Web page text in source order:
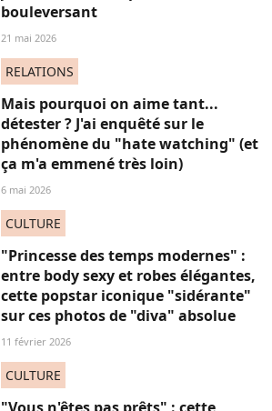
bouleversant
21 mai 2026
RELATIONS
Mais pourquoi on aime tant...
détester ? J'ai enquêté sur le
phénomène du "hate watching" (et
ça m'a emmené très loin)
6 mai 2026
CULTURE
"Princesse des temps modernes" :
entre body sexy et robes élégantes,
cette popstar iconique "sidérante"
sur ces photos de "diva" absolue
11 février 2026
CULTURE
"Vous n'êtes pas prêts" : cette